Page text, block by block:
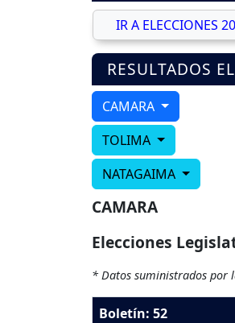
IR A ELECCIONES
RESULTADOS
CAMARA
TOLIMA
NATAGAIMA
CAMARA
Elecciones
* Datos suministrados por
Boletín: 52